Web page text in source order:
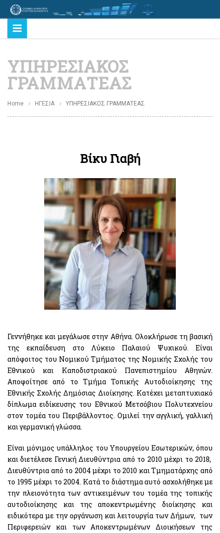
ΥΠΗΡΕΣΙΑΚΟΣ
ΓΡΑΜΜΑΤΕΑΣ
Home ΗΓΕΣΙΑ ΥΠΗΡΕΣΙΑΚΟΣ ΓΡΑΜΜΑΤΕΑΣ
Βίκυ Γιαβή
Γεννήθηκε και μεγάλωσε στην Αθήνα. Ολοκλήρωσε τη βασική
της εκπαίδευση στο Λύκειο Παλαιού Ψυχικού. Είναι
απόφοιτος του Νομικού Τμήματος της Νομικής Σχολής του
Εθνικού και Καποδιστριακού Πανεπιστημίου Αθηνών.
Αποφοίτησε από το Τμήμα Τοπικής Αυτοδιοίκησης της
Εθνικής Σχολής Δημόσιας Διοίκησης. Κατέχει μεταπτυχιακό
δίπλωμα ειδίκευσης του Εθνικού Μετσόβιου Πολυτεχνείου
στον τομέα του Περιβάλλοντος. Ομιλεί την αγγλική, γαλλική
και γερμανική γλώσσα.
Είναι μόνιμος υπάλληλος του Υπουργείου Εσωτερικών, όπου
και διετέλεσε Γενική Διευθύντρια από το 2010 μέχρι το 2018,
Διευθύντρια από το 2004 μέχρι το 2010 και Τμηματάρχης από
το 1995 μέχρι το 2004. Κατά το διάστημα αυτό ασχολήθηκε με
την πλειονότητα των αντικειμένων του τομέα της τοπικής
αυτοδιοίκησης και της αποκεντρωμένης διοίκησης και
ειδικότερα με την οργάνωση και λειτουργία των Δήμων, των
Περιφερειών και των Αποκεντρωμένων Διοικήσεων της